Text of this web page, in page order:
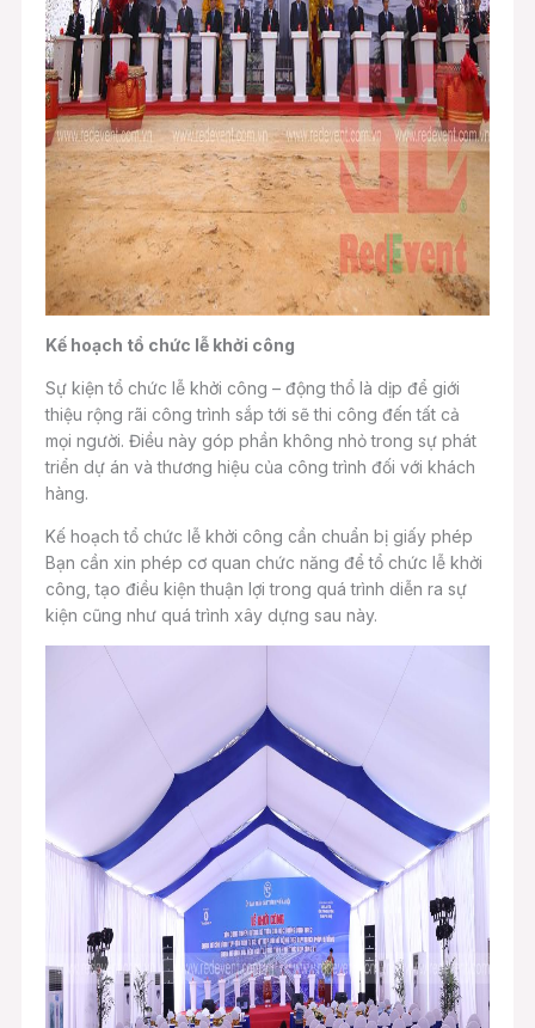
Kế hoạch tổ chức lễ khởi công
Sự kiện tổ chức lễ khởi công – động thổ là dịp để giới
thiệu rộng rãi công trình sắp tới sẽ thi công đến tất cả
mọi người. Điều này góp phần không nhỏ trong sự phát
triển dự án và thương hiệu của công trình đối với khách
hàng.
Kế hoạch tổ chức lễ khởi công cần chuẩn bị giấy phép
Bạn cần xin phép cơ quan chức năng để tổ chức lễ khởi
công, tạo điều kiện thuận lợi trong quá trình diễn ra sự
kiện cũng như quá trình xây dựng sau này.